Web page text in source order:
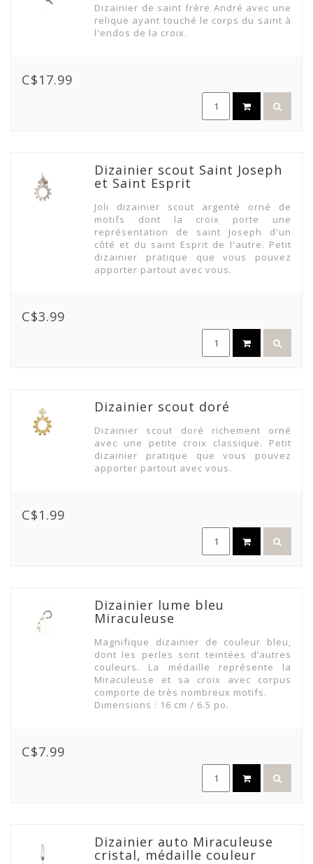
Dizainier de saint frère André avec une
relique ayant touché le corps du saint à
l'endos de la croix.
C$17.99
Dizainier scout Saint Joseph
et Saint Esprit
Joli dizainier scout argenté orné de
motifs dont la croix porte une
représentation de saint Joseph d'un
côté et du saint Esprit de l'autre. Petit
dizainier pratique que vous pouvez
apporter partout avec vous.
C$3.99
Dizainier scout doré
Dizainier scout doré richement orné
avec une petite croix classique. Petit
dizainier pratique que vous pouvez
apporter partout avec vous.
C$1.99
Dizainier lume bleu
Miraculeuse
Magnifique dizainier de couleur bleu,
dont les perles sont teintées d’autres
couleurs. La médaille représente la
Miraculeuse et sa croix avec corpus
comporte de très nombreux motifs.
Dimensions : 16 cm / 6.5 po.
C$7.99
Dizainier auto Miraculeuse
cristal, médaille couleur